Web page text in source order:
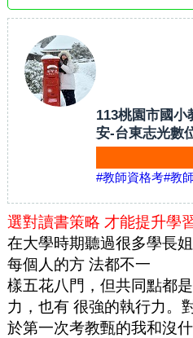
113桃園市國
安-台東志光數
#教師資格考#教
選對讀書策略 才能提升學
在大學時期聽過很多學長
每個人的方 法都不一
樣五花八門，但共同點都
力，也有 很強的執行力。
於第一次考教甄的我和沒